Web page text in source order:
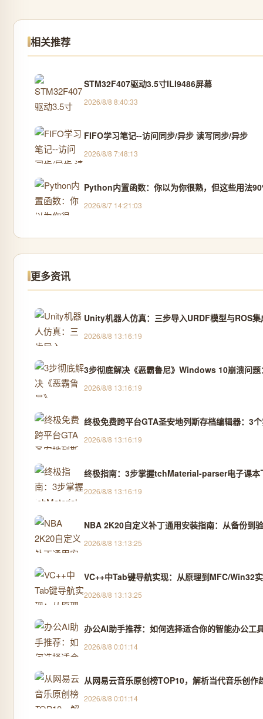
相关推荐
STM32F407驱动3.5寸ILI9486屏幕
2026/8/8 8:40:33
FIFO学习笔记--访问同步/异步 读写同步/异步
2026/8/8 7:48:13
Python内置函数：你以为你很熟，但这些用法
2026/8/7 14:21:03
更多资讯
Unity机器人仿真：三步导入URDF模型与ROS集
2026/8/8 13:16:19
3步彻底解决《恶霸鲁尼》Windows 10崩溃问
2026/8/8 13:16:19
终极免费跨平台GTA圣安地列斯存档编辑器：3
2026/8/8 13:16:19
终极指南：3步掌握tchMaterial-parser电子课本
2026/8/8 13:16:19
NBA 2K20自定义补丁通用安装指南：从备份到
2026/8/8 13:13:25
VC++中Tab键导航实现：从原理到MFC/Win32
2026/8/8 13:13:25
办公AI助手推荐：如何选择适合你的智能办公工
2026/8/8 0:01:14
从网易云音乐原创榜TOP10，解析当代音乐创作
2026/8/8 0:01:14